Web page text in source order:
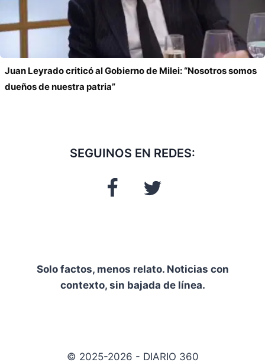
Juan Leyrado criticó al Gobierno de Milei: “Nosotros somos
dueños de nuestra patria”
SEGUINOS EN REDES:
Solo factos, menos relato. Noticias con
contexto, sin bajada de línea.
© 2025-2026 - DIARIO 360